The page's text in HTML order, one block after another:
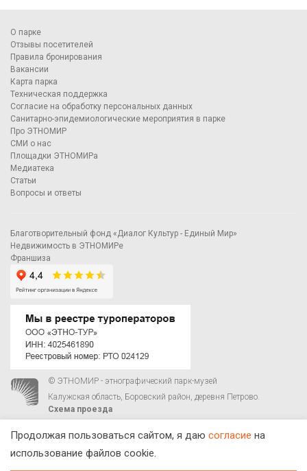
О парке
Отзывы посетителей
Правила бронирования
Вакансии
Карта парка
Техническая поддержка
Согласие на обработку персональных данных
Санитарно-эпидемиологические мероприятия в парке
Про ЭТНОМИР
СМИ о нас
Площадки ЭТНОМИРа
Медиатека
Статьи
Вопросы и ответы
Благотворительный фонд «Диалог Культур - Единый Мир»
Недвижимость в ЭТНОМИРе
Франшиза
© ЭТНОМИР - этнографический парк-музей
Калужская область, Боровский район, деревня Петрово.
Схема проезда
Продолжая пользоваться сайтом, я даю согласие на
использование файлов cookie.